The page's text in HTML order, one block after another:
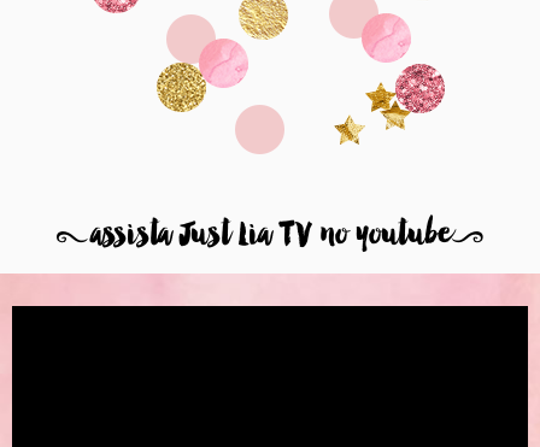
8assista Just Lia TV no youtube9